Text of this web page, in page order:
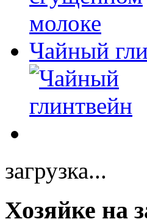
Чайный
загрузка...
Хозяйке на